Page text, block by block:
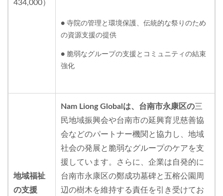
434,000）
● 寺院の管理と環境保護、伝統的な祭りのため
の資源支援の提供
● 脆弱なグループの支援とコミュニティの結束
強化
地域福祉
の支援
Nam Liong Globalは、台南市永康区の三
民地域振興会や台南市の延興育児慈善協
会などのパートナー機関と協力し、地域
社会の発展と脆弱なグループのケアを支
援しています。さらに、企業は自発的に
台南市永康区の鄭成功墓碑と五榕公園周
辺の樹木を維持する責任を引き受けてお